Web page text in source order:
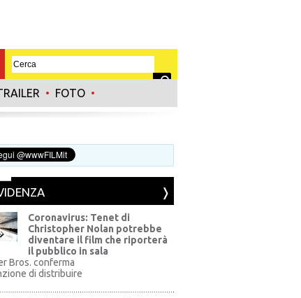
• FOTO •
Coronavirus: Tenet di
Christopher Nolan potrebbe
diventare il film che riporterà
il pubblico in sala
Bros. conferma
di distribuire